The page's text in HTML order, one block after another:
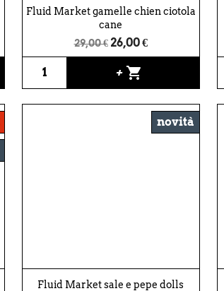
Fluid Market gamelle chien ciotola
cane
29,00 € 26,00 €
+ shopping_cart
Fluid Market sale e pepe dolls
novità